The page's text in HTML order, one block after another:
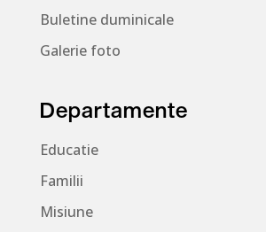
Buletine duminicale
Galerie foto
Departamente
Educatie
Familii
Misiune